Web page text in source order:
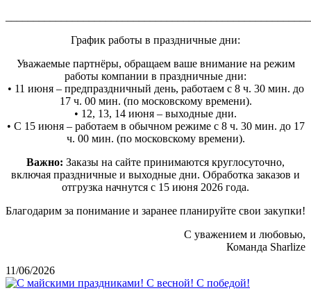
График работы в праздничные дни:
Уважаемые партнёры, обращаем ваше внимание на режим
работы компании в праздничные дни:
• 11 июня – предпраздничный день, работаем с 8 ч. 30 мин. до
17 ч. 00 мин. (по московскому времени).
• 12, 13, 14 июня – выходные дни.
• С 15 июня – работаем в обычном режиме с 8 ч. 30 мин. до 17
ч. 00 мин. (по московскому времени).
Важно: Заказы на сайте принимаются круглосуточно,
включая праздничные и выходные дни. Обработка заказов и
отгрузка начнутся с 15 июня 2026 года.
Благодарим за понимание и заранее планируйте свои закупки!
С уважением и любовью,
Команда Sharlize
11/06/2026